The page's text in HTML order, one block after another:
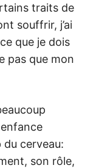
traits de
souffrir, j’ai
que je dois
pas que mon
du cerveau:
son rôle,